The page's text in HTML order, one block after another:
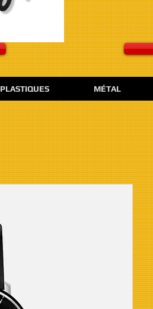
PLASTIQUES MÉTAL